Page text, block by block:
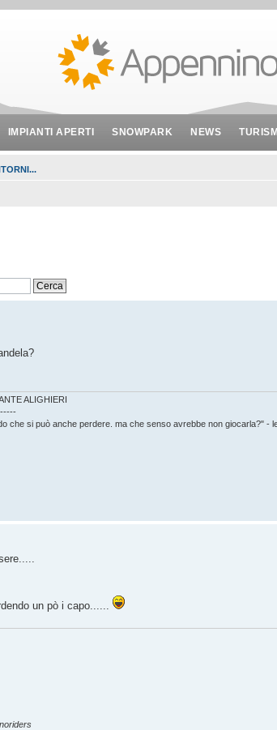
IMPIANTI APERTI SNOWPARK NEWS
ALIGHIERI
che si può anche perdere. ma che senso avrebbe non giocarla?" -
un pò i capo......